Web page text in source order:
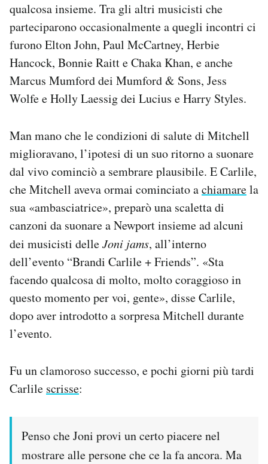
qualcosa insieme. Tra gli altri musicisti che
parteciparono occasionalmente a quegli incontri ci
furono Elton John, Paul McCartney, Herbie
Hancock, Bonnie Raitt e Chaka Khan, e anche
Marcus Mumford dei Mumford & Sons, Jess
Wolfe e Holly Laessig dei Lucius e Harry Styles.
Man mano che le condizioni di salute di Mitchell
miglioravano, l’ipotesi di un suo ritorno a suonare
dal vivo cominciò a sembrare plausibile. E Carlile,
che Mitchell aveva ormai cominciato achiamarela
sua «ambasciatrice», preparò una scaletta di
canzoni da suonare a Newport insieme ad alcuni
dei musicisti delleJoni jams, all’interno
dell’evento “Brandi Carlile + Friends”. «Sta
facendo qualcosa di molto, molto coraggioso in
questo momento per voi, gente», disse Carlile,
dopo aver introdotto a sorpresa Mitchell durante
l’evento.
Fu un clamoroso successo, e pochi giorni più tardi
Carlile scrisse:
Penso che Joni provi un certo piacere nel
mostrare alle persone che ce la fa ancora. Ma